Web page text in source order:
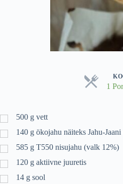
1
500 g vett
140 g ökojahu näiteks Jahu-
585 g T550 nisujahu (valk 12%)
120 g aktiivne juuretis
14 g sool